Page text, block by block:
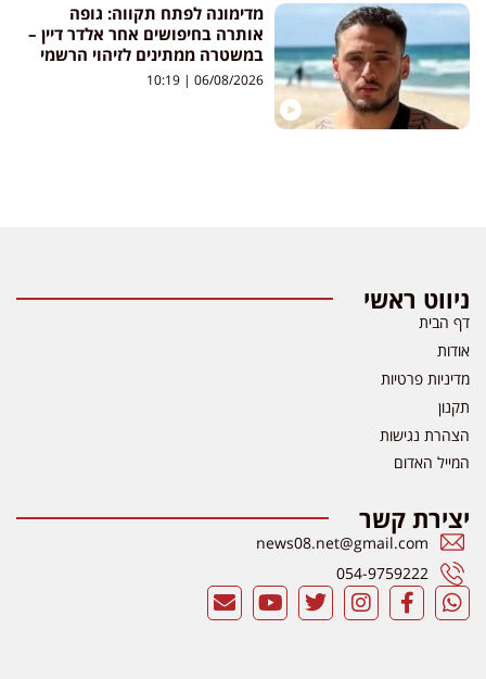
מדימונה לפתח תקווה: גופה
אותרה בחיפושים אחר אלדר דיין –
במשטרה ממתינים לזיהוי הרשמי
06/08/2026
ניווט ראשי
דף הבית
אודות
מדיניות פרטיות
תקנון
הצהרת נגישות
המייל האדום
יצירת קשר
news08.net@gmail.com
054-9759222